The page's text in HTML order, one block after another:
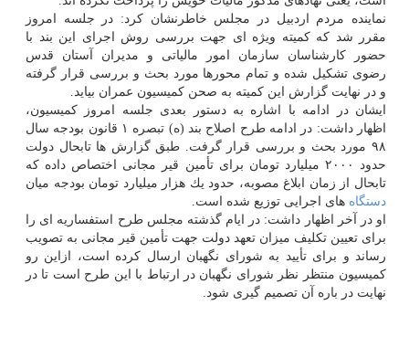
نماینده مردم اردبیل در مجلس خاطرنشان كرد: در جلسه امروز
مقرر شد كه كمیته ویژه ای جهت بررسی روش اجرای این بند با
حضور كارشناسان سازمان امور مالیاتی و مدیران آستان قدس
رضوی تشكیل شده و تمام محورها مورد بحث و بررسی قرار گرفته
و در نهایت گزارش این كمیته به صحن كمیسیون عمران بیاید.
ایشان در ادامه با اشاره به دستور بعدی جلسه امروز كمیسیون،
اظهار داشت: در ادامه طرح اصلاح بند (ه) تبصره ۱ قانون بودجه سال
۹۸ مورد بحث و بررسی قرار گرفت. طبق گزارش ها تابحال دولت
حدود ۲۰۰۰ میلیارد تومان برای تأمین قیر مجانی اختصاص داده كه
تابحال از زمان ابلاغ مصوبه، حدود یك هزار میلیارد تومان بودجه میان
دستگاه های اجرایی توزیع شده است.
او در آخر اظهار داشت: در ایام گذشته مجلس طرح استفساریه ای را
برای تعیین تكلیف میزان تعهد دولت جهت تأمین قیر مجانی به تصویب
رساند و برای تأیید به شورای نگهبان ارسال كرده است، ازاین رو
كمیسیون منتظر نظر شورای نگهبان در ارتباط با این طرح است تا در
نهایت در باره آن تصمیم گیری شود.